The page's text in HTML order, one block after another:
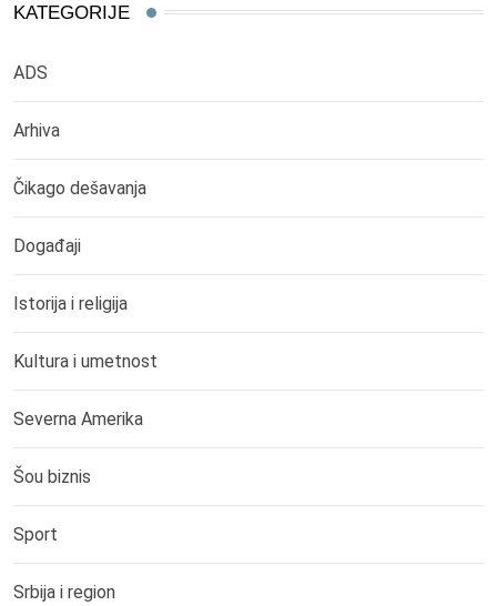
KATEGORIJE
ADS
Arhiva
Čikago dešavanja
Događaji
Istorija i religija
Kultura i umetnost
Severna Amerika
Šou biznis
Sport
Srbija i region